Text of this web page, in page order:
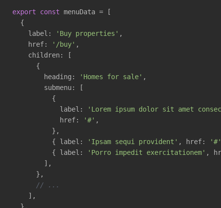
export const menuData = [
  {
    label:
'Buy properties' ,
    href:
'/buy' ,
    children: [
      {
        heading:
'Homes for sale' ,
        submenu: [
          {
            label:
'Lorem ipsum dolor sit amet
            href:
'#' ,
          },
          { label:
'Ipsam sequi provident' , href:
'#'
          { label:
'Porro impedit exercitationem' ,
        ],
      },
// ...
    ],